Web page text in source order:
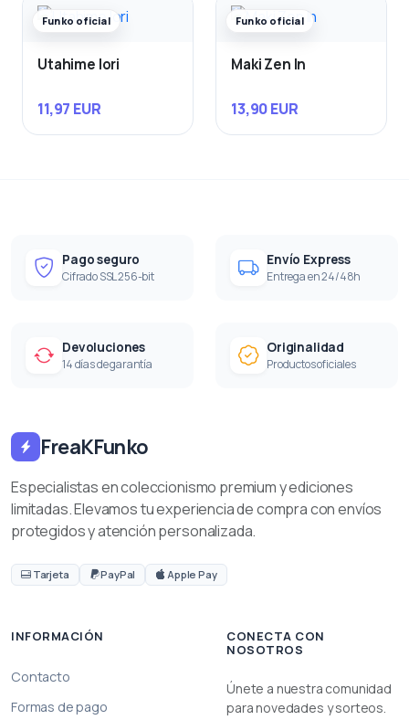
Funko oficial
Utahime Iori
11,97 EUR
Funko oficial
Maki Zen In
13,90 EUR
Pago seguro
Cifrado SSL 256-bit
Envío Express
Entrega en 24/48h
Devoluciones
14 días de garantía
Originalidad
Productos oficiales
FreaKFunko
Especialistas en coleccionismo premium y ediciones
limitadas. Elevamos tu experiencia de compra con envíos
protegidos y atención personalizada.
Tarjeta PayPal Apple Pay
INFORMACIÓN
Contacto
Formas de pago
CONECTA CON
NOSOTROS
Únete a nuestra comunidad
para novedades y sorteos.